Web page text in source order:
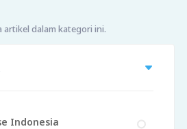
artikel dalam kategori ini.
Indonesia